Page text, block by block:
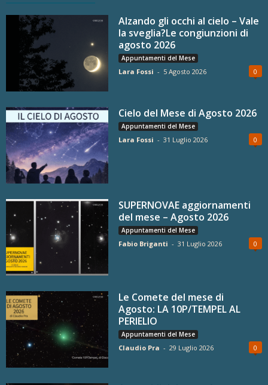
Alzando gli occhi al cielo – Vale
la sveglia?Le congiunzioni di
agosto 2026
Appuntamenti del Mese
Lara Fossi - 5 Agosto 2026 0
Cielo del Mese di Agosto 2026
Appuntamenti del Mese
Lara Fossi - 31 Luglio 2026 0
SUPERNOVAE aggiornamenti
del mese – Agosto 2026
Appuntamenti del Mese
Fabio Briganti - 31 Luglio 2026 0
Le Comete del mese di
Agosto: LA 10P/TEMPEL AL
PERIELIO
Appuntamenti del Mese
Claudio Pra - 29 Luglio 2026 0